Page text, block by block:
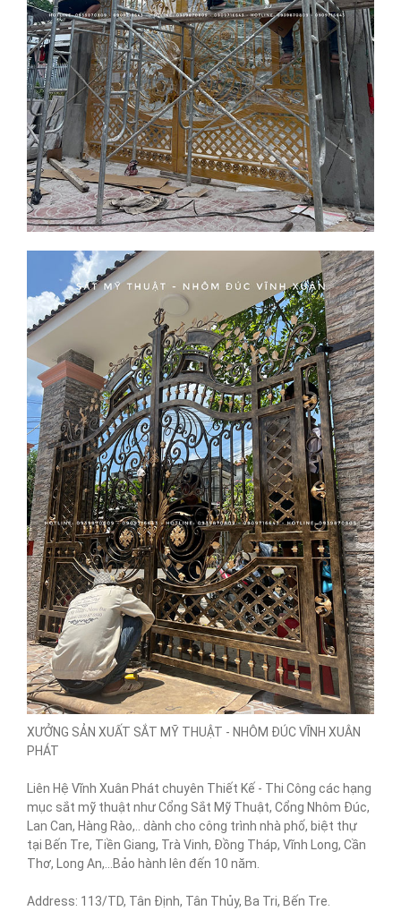
XƯỞNG SẢN XUẤT SẮT MỸ THUẬT - NHÔM ĐÚC VĨNH XUÂN
PHÁT
Liên Hệ Vĩnh Xuân Phát chuyên Thiết Kế - Thi Công các hạng
mục sắt mỹ thuật như Cổng Sắt Mỹ Thuật, Cổng Nhôm Đúc,
Lan Can, Hàng Rào,.. dành cho công trình nhà phố, biệt thự
tại Bến Tre, Tiền Giang, Trà Vinh, Đồng Tháp, Vĩnh Long, Cần
Thơ, Long An,...Bảo hành lên đến 10 năm.
Address: 113/TD, Tân Định, Tân Thủy, Ba Tri, Bến Tre.